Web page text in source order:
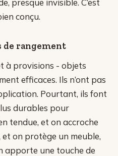
presque invisible. C’est
conçu.
de rangement
à provisions - objets
efficaces. Ils n’ont pas
Pourtant, ils font
durables pour
tendue, et on accroche
et on protège un meuble,
apporte une touche de